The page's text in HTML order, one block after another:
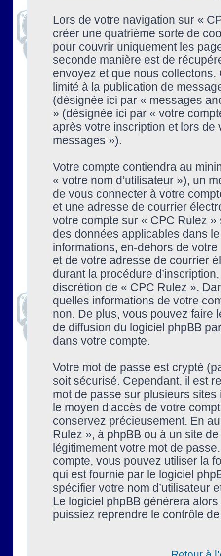
Lors de votre navigation sur «
créer une quatrième sorte de
pour couvrir uniquement les
seconde manière est de
envoyez et que nous collectons.
limité à la publication de
(désignée ici par « messages
» (désignée ici par « votre
après votre inscription et lors
messages »).
Votre compte contiendra au
« votre nom d’utilisateur »), un
de vous connecter à votre
et une adresse de courrier
votre compte sur « CPC Rulez
des données applicables dans
informations, en-dehors de
et de votre adresse de courrier
durant la procédure
discrétion de « CPC Rulez ».
quelles informations de votre
non. De plus, vous pouvez faire
de diffusion du logiciel phpBB
dans votre compte.
Votre mot de passe est crypté
soit sécurisé. Cependant, il est
mot de passe sur plusieurs
le moyen d’accès de votre
conservez précieusement. En
Rulez », à phpBB ou à un site
légitimement votre mot de
compte, vous pouvez utiliser la
qui est fournie par le logiciel
spécifier votre nom d’utilisateur
Le logiciel phpBB générera
puissiez reprendre le contrôle